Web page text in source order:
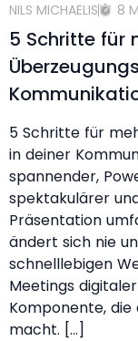
NILS MICHAELIS 8
5 Schritte für
5 Schritte für
in deiner
spannender,
spektakulärer
Präsentation
ändert sich nie
schnelllebigen
Meetings
Komponente,
macht. […]